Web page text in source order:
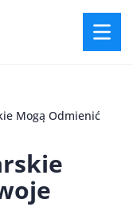
Mogą Odmienić